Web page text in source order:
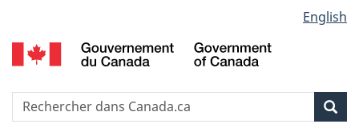
au
contenu
propos
de
la
HTML
simplifiée
selection
English
Recherche